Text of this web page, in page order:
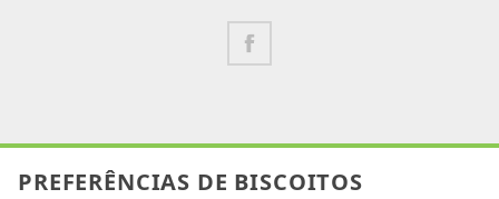
PREFERÊNCIAS DE BISCOITOS